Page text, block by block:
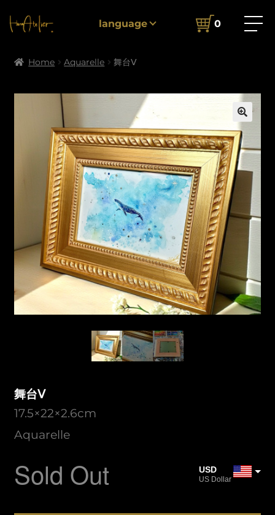
language 0
Home Aquarelle 舞台Ⅴ
🔍
舞台Ⅴ
17.5×22×2.6cm
Aquarelle
Sold Out USD
US Dollar